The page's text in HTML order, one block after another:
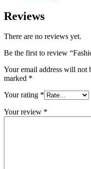
Reviews
There are no reviews yet.
Be the first to review
Your email address will not
marked *
Your rating *
Your review *